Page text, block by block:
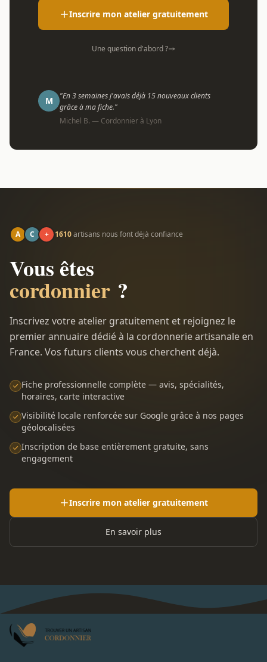
Inscrire mon atelier gratuitement
Une question d'abord ?
M
"En 3 semaines j'avais déjà 15 nouveaux clients
grâce à ma fiche."
Michel B. — Cordonnier à Lyon
A C + 1610artisans nous font déjà confiance
Vous êtes
cordonnier ?
Inscrivez votre atelier gratuitement et rejoignez le
premier annuaire dédié à la cordonnerie artisanale en
France. Vos futurs clients vous cherchent déjà.
Fiche professionnelle complète — avis, spécialités,
horaires, carte interactive
Visibilité locale renforcée sur Google grâce à nos pages
géolocalisées
Inscription de base entièrement gratuite, sans
engagement
Inscrire mon atelier gratuitement
En savoir plus